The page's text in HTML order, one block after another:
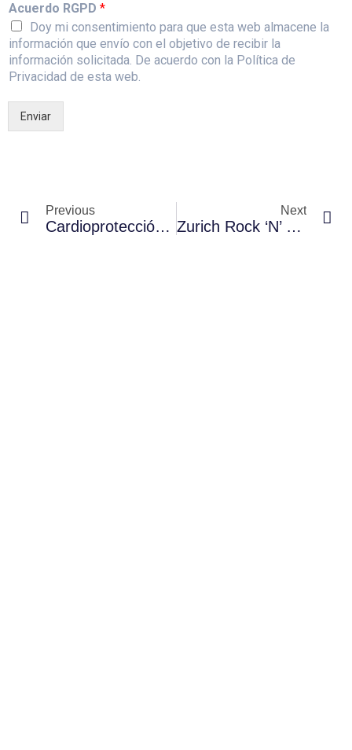
Acuerdo RGPD *
Doy mi consentimiento para que esta web almacene la
información que envío con el objetivo de recibir la
información solicitada. De acuerdo con la Política de
Privacidad de esta web.
Enviar
Previous
Cardioprotección Iberika Trail 2022
Next
Zurich Rock ‘n’ Roll Running Series De Madrid Cardioprotegida